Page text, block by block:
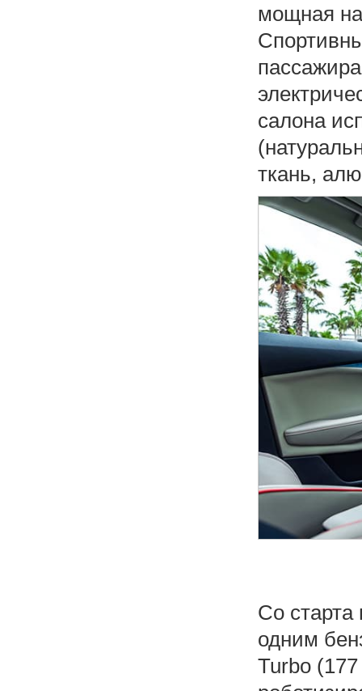
мощная
салона
ткань,
Со старта
одним
Turbo